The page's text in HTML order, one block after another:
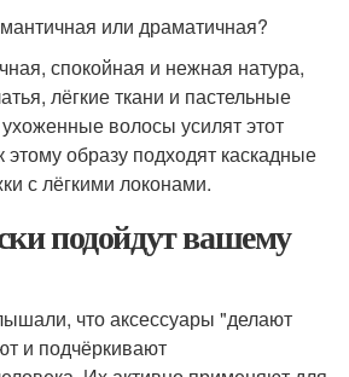
или драматичная?
спокойная и нежная натура,
лёгкие ткани и пастельные
волосы усилят этот
этому образу подходят каскадные
с лёгкими локонами.
подойдут вашему
что аксессуары "делают
и подчёркивают